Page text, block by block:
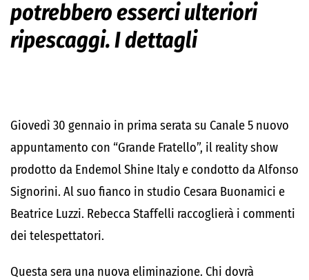
potrebbero esserci ulteriori
ripescaggi. I dettagli
Giovedì 30 gennaio in prima serata su Canale 5 nuovo
appuntamento con “Grande Fratello”, il reality show
prodotto da Endemol Shine Italy e condotto da Alfonso
Signorini. Al suo fianco in studio Cesara Buonamici e
Beatrice Luzzi. Rebecca Staffelli raccoglierà i commenti
dei telespettatori.
Questa sera una nuova eliminazione. Chi dovrà